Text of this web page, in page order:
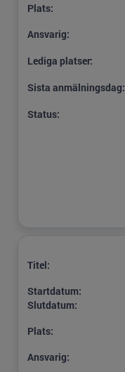
Plats:
Ansvarig:
Lediga platser:
Sista anmälningsdag:
Status:
Titel:
Startdatum:
Slutdatum:
Plats:
Ansvarig: